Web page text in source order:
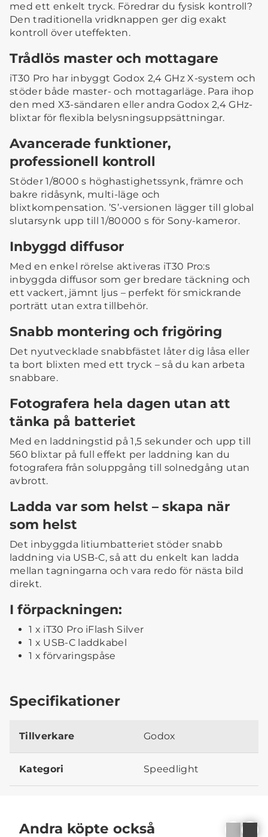
med ett enkelt tryck. Föredrar du fysisk kontroll?
Den traditionella vridknappen ger dig exakt
kontroll över uteffekten.
Trådlös master och mottagare
iT30 Pro har inbyggt Godox 2,4 GHz X-system och
stöder både master- och mottagarläge. Para ihop
den med X3-sändaren eller andra Godox 2,4 GHz-
blixtar för flexibla belysningsuppsättningar.
Avancerade funktioner,
professionell kontroll
Stöder 1/8000 s höghastighetssynk, främre och
bakre ridåsynk, multi-läge och
blixtkompensation. ’S’-versionen lägger till global
slutarsynk upp till 1/80000 s för Sony-kameror.
Inbyggd diffusor
Med en enkel rörelse aktiveras iT30 Pro:s
inbyggda diffusor som ger bredare täckning och
ett vackert, jämnt ljus – perfekt för smickrande
porträtt utan extra tillbehör.
Snabb montering och frigöring
Det nyutvecklade snabbfästet låter dig låsa eller
ta bort blixten med ett tryck – så du kan arbeta
snabbare.
Fotografera hela dagen utan att
tänka på batteriet
Med en laddningstid på 1,5 sekunder och upp till
560 blixtar på full effekt per laddning kan du
fotografera från soluppgång till solnedgång utan
avbrott.
Ladda var som helst – skapa när
som helst
Det inbyggda litiumbatteriet stöder snabb
laddning via USB-C, så att du enkelt kan ladda
mellan tagningarna och vara redo för nästa bild
direkt.
I förpackningen:
1 x iT30 Pro iFlash Silver
1 x USB-C laddkabel
1 x förvaringspåse
Specifikationer
Tillverkare Godox
Kategori Speedlight
Andra köpte också